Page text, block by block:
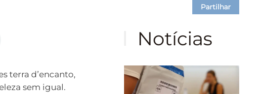
Partilhar
terra d’encanto,
sem igual.
Notícias